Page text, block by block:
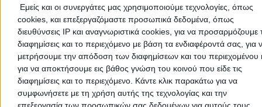
Εμείς και οι συνεργάτες μας χρησιμοποιούμε τεχνολογίες, όπως
cookies, και επεξεργαζόμαστε προσωπικά δεδομένα, όπως
διευθύνσεις IP και αναγνωριστικά cookies, για να προσαρμόζουμε
διαφημίσεις και το περιεχόμενο με βάση τα ενδιαφέροντά σας, για
μετρήσουμε την απόδοση των διαφημίσεων και του περιεχομένου
για να αποκτήσουμε εις βάθος γνώση του κοινού που είδε τις
διαφημίσεις και το περιεχόμενο. Κάντε κλικ παρακάτω για να
συμφωνήσετε με τη χρήση αυτής της τεχνολογίας και την
εδώ μπορείς να τους βρεις όλους ώστε να διαλέξεις τον ιδανικό
σένα! Και αν αναρωτιέσαι πως να επιλέξεις τον κατάλληλο, το
βιογραφικό και η επαγγελματική εμπειρία είναι δυο βασικά
Κλείνοντας ραντεβού μαζί του & έχοντας προσωπική επαφή, θα
μια πιο ολοκληρωμένη εικόνα.
Και μην ξεχνάς: Ο γιατρός σου είναι ο σύμμαχος της υγείας σου!
Καρδιολόγοι Κιλκίς